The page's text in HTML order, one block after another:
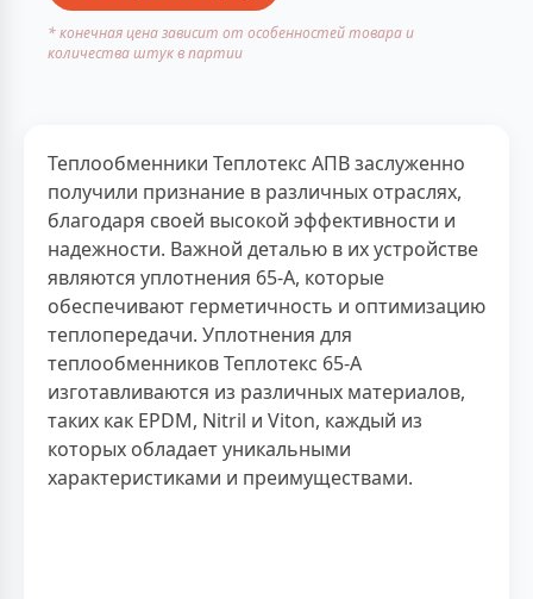
* конечная цена зависит от особенностей товара и
количества штук в партии
Теплообменники Теплотекс АПВ заслуженно
получили признание в различных отраслях,
благодаря своей высокой эффективности и
надежности. Важной деталью в их устройстве
являются уплотнения 65-А, которые
обеспечивают герметичность и оптимизацию
теплопередачи. Уплотнения для
теплообменников Теплотекс 65-А
изготавливаются из различных материалов,
таких как EPDM, Nitril и Viton, каждый из
которых обладает уникальными
характеристиками и преимуществами.